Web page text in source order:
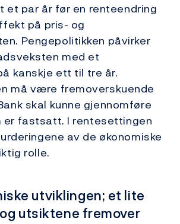
et par år før en renteendring
på pris- og
Pengepolitikken påvirker
med et
kanskje ett til tre år.
må være fremoverskuende
skal kunne gjennomføre
er fastsatt. I rentesettingen
av de økonomiske
rolle.
utviklingen; et lite
utsiktene fremover